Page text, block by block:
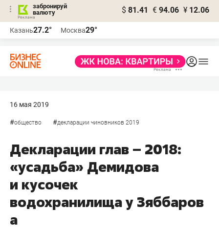
забронируй
валюту
$ 81.41 € 94.06 ¥ 12.06
Казань27.2° Москва29°
16 мая 2019
#общество #декларации чиновников 2019
Декларации глав – 2018:
«усадьба» Демидова
и кусочек
водохранилища у Зяббаров
а